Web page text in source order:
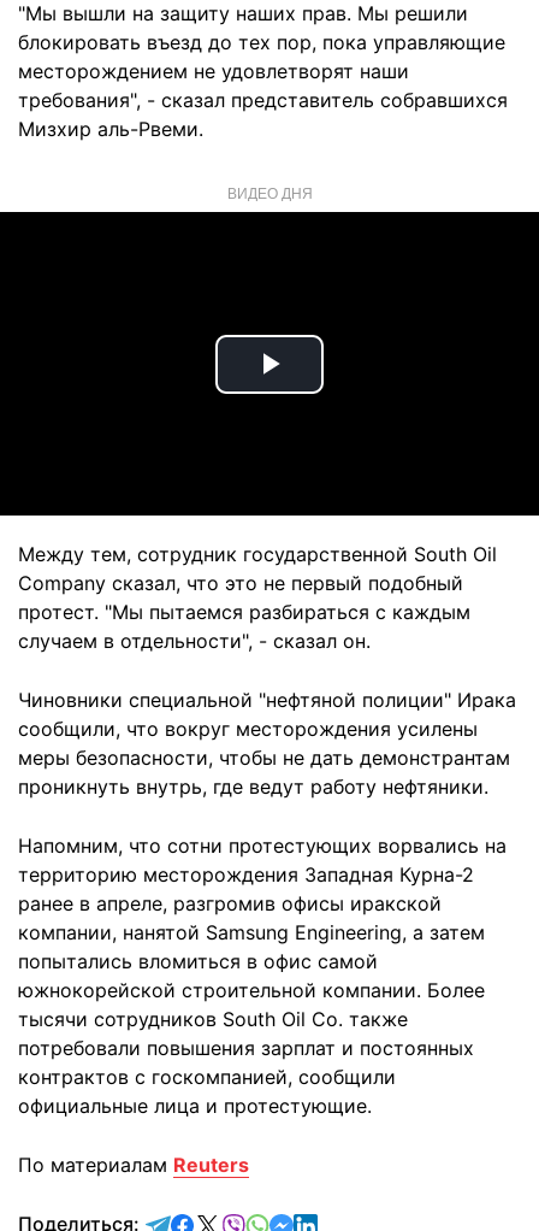
"Мы вышли на защиту наших прав. Мы решили
блокировать въезд до тех пор, пока управляющие
месторождением не удовлетворят наши
требования", - сказал представитель собравшихся
Мизхир аль-Рвеми.
ВИДЕО ДНЯ
Play
Между тем, сотрудник государственной South Oil
Company сказал, что это не первый подобный
протест. "Мы пытаемся разбираться с каждым
случаем в отдельности", - сказал он.
Чиновники специальной "нефтяной полиции" Ирака
сообщили, что вокруг месторождения усилены
меры безопасности, чтобы не дать демонстрантам
проникнуть внутрь, где ведут работу нефтяники.
Напомним, что сотни протестующих ворвались на
территорию месторождения Западная Курна-2
ранее в апреле, разгромив офисы иракской
компании, нанятой Samsung Engineering, а затем
попытались вломиться в офис самой
южнокорейской строительной компании. Более
тысячи сотрудников South Oil Co. также
потребовали повышения зарплат и постоянных
контрактов с госкомпанией, сообщили
официальные лица и протестующие.
По материалам Reuters
Поделиться: отправить в Telegram
поделиться в Facebook
поделиться в X
отправить в Viber
отправить в Whatsapp
отправить в Messenger
отправить в LinkedIn